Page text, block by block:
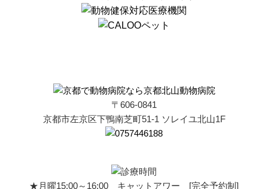
〒606-0841
京都市左京区下鴨南芝町51-1 ソレイユ北山1F
★月曜15:00～16:00 キャットアワー [完全予約制]